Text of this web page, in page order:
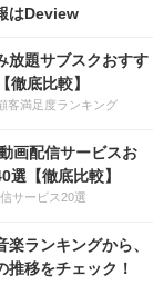
はDeview
放題サブスクおすす
徹底比較】
客満足度ランキング
画配信サービスお
選【徹底比較】
サービス20選
楽ランキングから、
推移をチェック！